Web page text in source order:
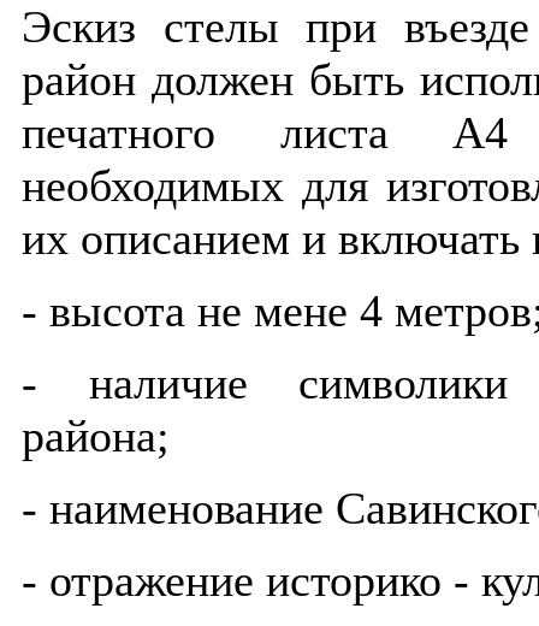
Эскиз стелы при
район должен быть
печатного листа А4
необходимых для
их описанием и
- высота не мене 4
- наличие символики
района;
- наименование
- отражение историко -